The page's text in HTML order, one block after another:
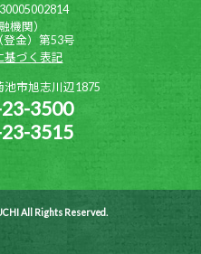
機関）
金）第53号
基づく表記
池市旭志川辺1875
3500
3515
All Rights Reserved.